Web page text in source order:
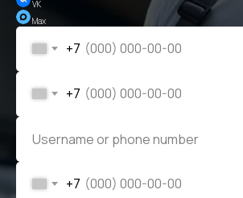
VK
Max
+7
+7
+7